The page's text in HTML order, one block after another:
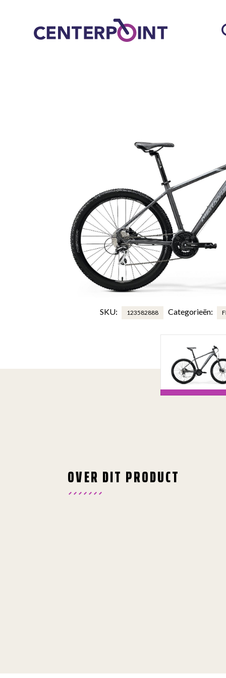
SKU: 123582888 Categorieën:
OVER DIT PRODUCT